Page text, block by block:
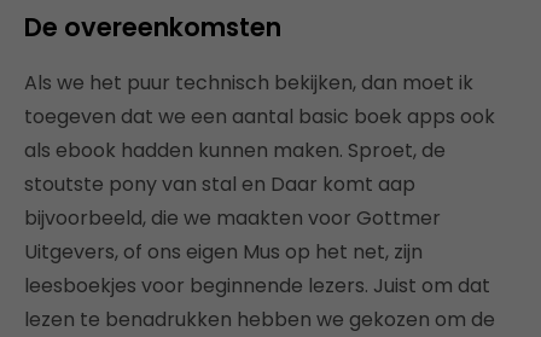
De overeenkomsten
Als we het puur technisch bekijken, dan moet ik
toegeven dat we een aantal basic boek apps ook
als ebook hadden kunnen maken. Sproet, de
stoutste pony van stal en Daar komt aap
bijvoorbeeld, die we maakten voor Gottmer
Uitgevers, of ons eigen Mus op het net, zijn
leesboekjes voor beginnende lezers. Juist om dat
lezen te benadrukken hebben we gekozen om de